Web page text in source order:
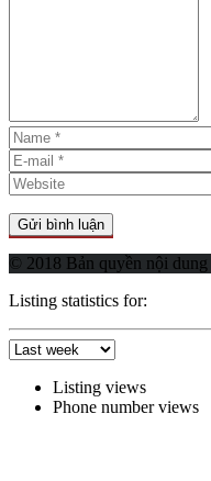
© 2018 Bản quyền nội dung
Listing statistics for:
Listing views
Phone number views